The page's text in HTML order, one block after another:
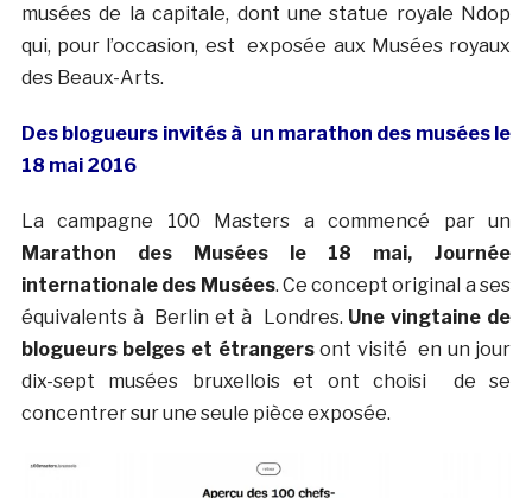
musées de la capitale, dont une statue royale Ndop
qui, pour l’occasion, est exposée aux Musées royaux
des Beaux-Arts.
Des blogueurs invités à un marathon des musées le
18 mai 2016
La campagne 100 Masters a commencé par un
Marathon des Musées le 18 mai, Journée
internationale des Musées. Ce concept original a ses
équivalents à Berlin et à Londres. Une vingtaine de
blogueurs belges et étrangersont visité en un jour
dix-sept musées bruxellois et ont choisi de se
concentrer sur une seule pièce exposée.